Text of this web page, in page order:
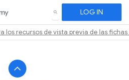
SEARCH LOG IN
los recursos de vista previa de las